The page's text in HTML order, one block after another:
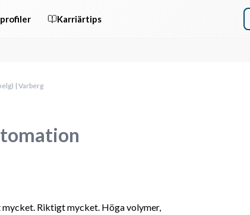
Karriärtips
| Varberg
mycket. Riktigt mycket. Höga volymer,